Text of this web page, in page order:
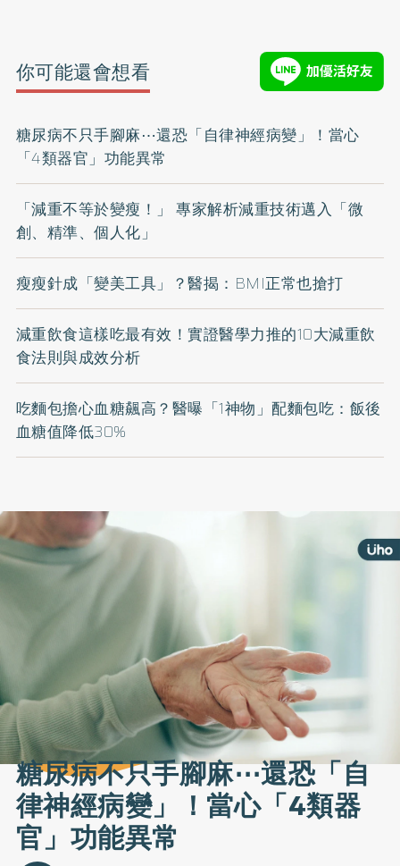
你可能還會想看
糖尿病不只手腳麻⋯還恐「自律神經病變」！當心
「4類器官」功能異常
「減重不等於變瘦！」 專家解析減重技術邁入「微
創、精準、個人化」
瘦瘦針成「變美工具」？醫揭：BMI正常也搶打
減重飲食這樣吃最有效！實證醫學力推的10大減重飲
食法則與成效分析
吃麵包擔心血糖飆高？醫曝「1神物」配麵包吃：飯後
血糖值降低30%
糖尿病不只手腳麻⋯還恐「自
律神經病變」！當心「4類器
官」功能異常